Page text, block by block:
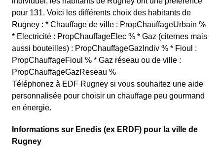
pour 131. Voici les différents choix des habitants de
Rugney : * Chauffage de ville : PropChauffageUrbain %
* Electricité : PropChauffageElec % * Gaz (citernes mais
aussi bouteilles) : PropChauffageGazIndiv % * Fioul :
PropChauffageFioul % * Gaz réseau ou de ville :
PropChauffageGazReseau %
Téléphonez à EDF Rugney si vous souhaitez une aide
personnalisée pour choisir un chauffage peu gourmand
en énergie.
Informations sur Enedis (ex ERDF) pour la ville de
Rugney